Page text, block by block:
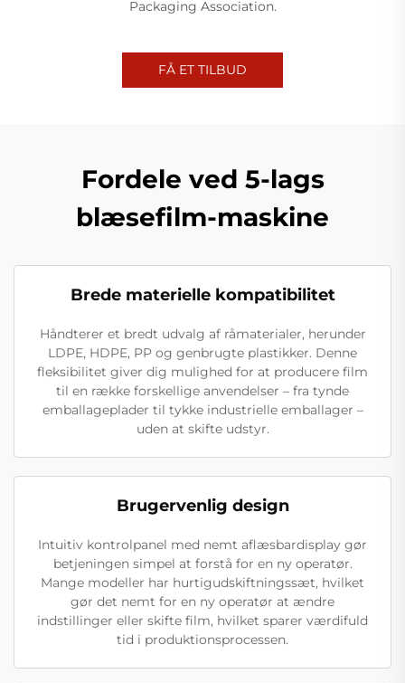
Packaging Association.
FÅ ET TILBUD
Fordele ved 5-lags
blæsefilm-maskine
Brede materielle kompatibilitet
Håndterer et bredt udvalg af råmaterialer, herunder
LDPE, HDPE, PP og genbrugte plastikker. Denne
fleksibilitet giver dig mulighed for at producere film
til en række forskellige anvendelser – fra tynde
emballageplader til tykke industrielle emballager –
uden at skifte udstyr.
Brugervenlig design
Intuitiv kontrolpanel med nemt aflæsbardisplay gør
betjeningen simpel at forstå for en ny operatør.
Mange modeller har hurtigudskiftningssæt, hvilket
gør det nemt for en ny operatør at ændre
indstillinger eller skifte film, hvilket sparer værdifuld
tid i produktionsprocessen.